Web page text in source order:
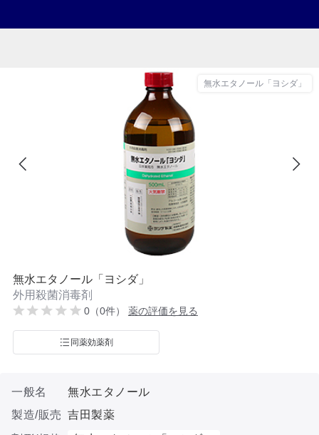
無水エタノール「ヨシダ」
無水エタノール「ヨシダ」
外用殺菌消毒剤
0（0件） 薬の評価を見る
同薬効薬剤
一般名
無水エタノール
製造/販売 吉田製薬